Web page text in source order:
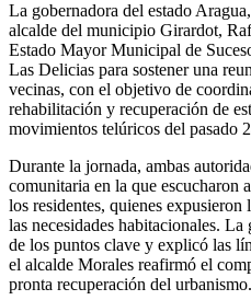
La gobernadora del estado
alcalde del municipio Girardot,
Estado Mayor Municipal de
Las Delicias para sostener una
vecinas, con el objetivo de
rehabilitación y recuperación de
movimientos telúricos del pasado
Durante la jornada, ambas
comunitaria en la que escucharon
los residentes, quienes
las necesidades habitacionales.
de los puntos clave y explicó las
el alcalde Morales reafirmó el
pronta recuperación del urbanismo.